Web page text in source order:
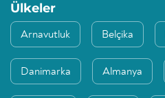
Ülkeler
Arnavutluk Belçika
Danimarka Almanya